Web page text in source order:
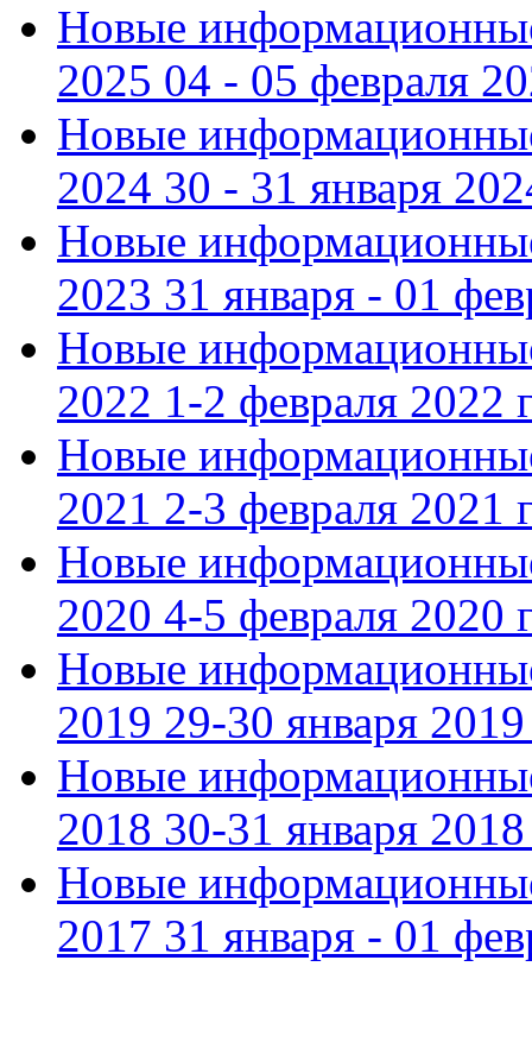
Новые
2025 04 - 05 февраля
Новые
2024 30 - 31 января
Новые
2023 31 января - 01
Новые
2022 1-2 февраля 2022
Новые
2021 2-3 февраля 2021
Новые
2020 4-5 февраля 2020
Новые
2019 29-30 января 2019
Новые
2018 30-31 января 2018
Новые
2017 31 января - 01